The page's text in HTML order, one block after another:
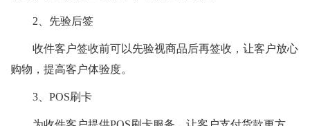
2、先验后签
收件客户签收前可以先验视商品后再签收，让客户放心
购物，提高客户体验度。
3、POS刷卡